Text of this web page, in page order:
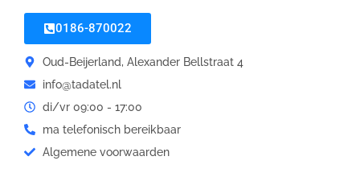
0186-870022
Oud-Beijerland, Alexander Bellstraat 4
info@tadatel.nl
di/vr 09:00 - 17:00
ma telefonisch bereikbaar
Algemene voorwaarden